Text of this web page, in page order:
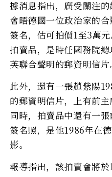
據消息指出，廣受關注
會晤德國一位政治家的
簽名，估可拍價1至3萬
拍賣品，是時任國務院
英聯合聲明的郵資明信片。
此外，還有一張趙紫陽
的郵資明信片，上有前主
同時，拍賣品中還有一
簽名照，是他1986年在
影。
報導指出，該拍賣會將